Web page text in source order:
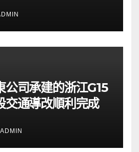
公司承建的浙江G15
交通導改順利完成
ADMIN